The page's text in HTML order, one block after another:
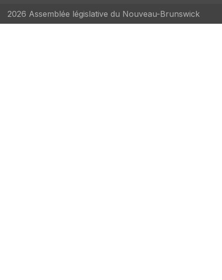
2026 Assemblée législative du Nouveau-Brunswick